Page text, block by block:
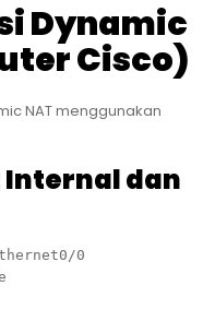
Dynamic
Cisco)
NAT menggunakan
Internal dan
0